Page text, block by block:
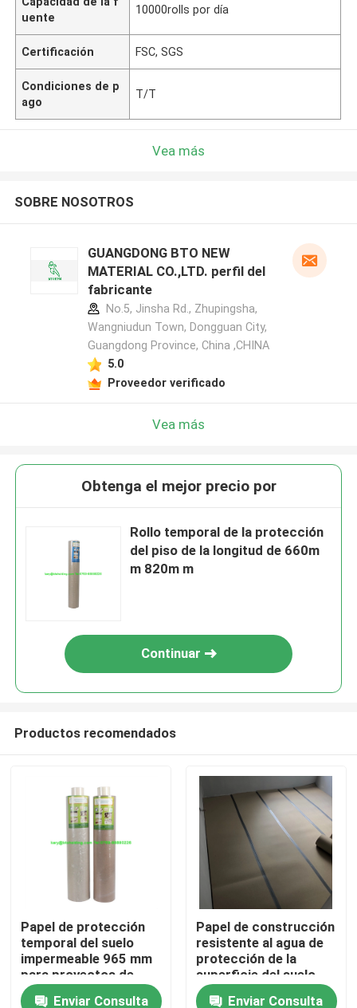
Sobre nosotros
Contactos
uente
10000rolls por día
Certificación FSC, SGS
Condiciones de p
ago
T/T
Vea más
SOBRE NOSOTROS
GUANGDONG BTO NEW
MATERIAL CO.,LTD. perfil del
fabricante
No.5, Jinsha Rd., Zhupingsha,
Wangniudun Town, Dongguan City,
Guangdong Province, China ,CHINA
5.0
Proveedor verificado
Vea más
Obtenga el mejor precio por
Rollo temporal de la protección
del piso de la longitud de 660m
m 820m m
Continuar
Productos recomendados
Papel de protección
temporal del suelo
impermeable 965 mm
para proyectos de
construcción
Enviar Consulta
Papel de construcción
resistente al agua de
protección de la
superficie del suelo
duradero 23X23X97
Enviar Consulta